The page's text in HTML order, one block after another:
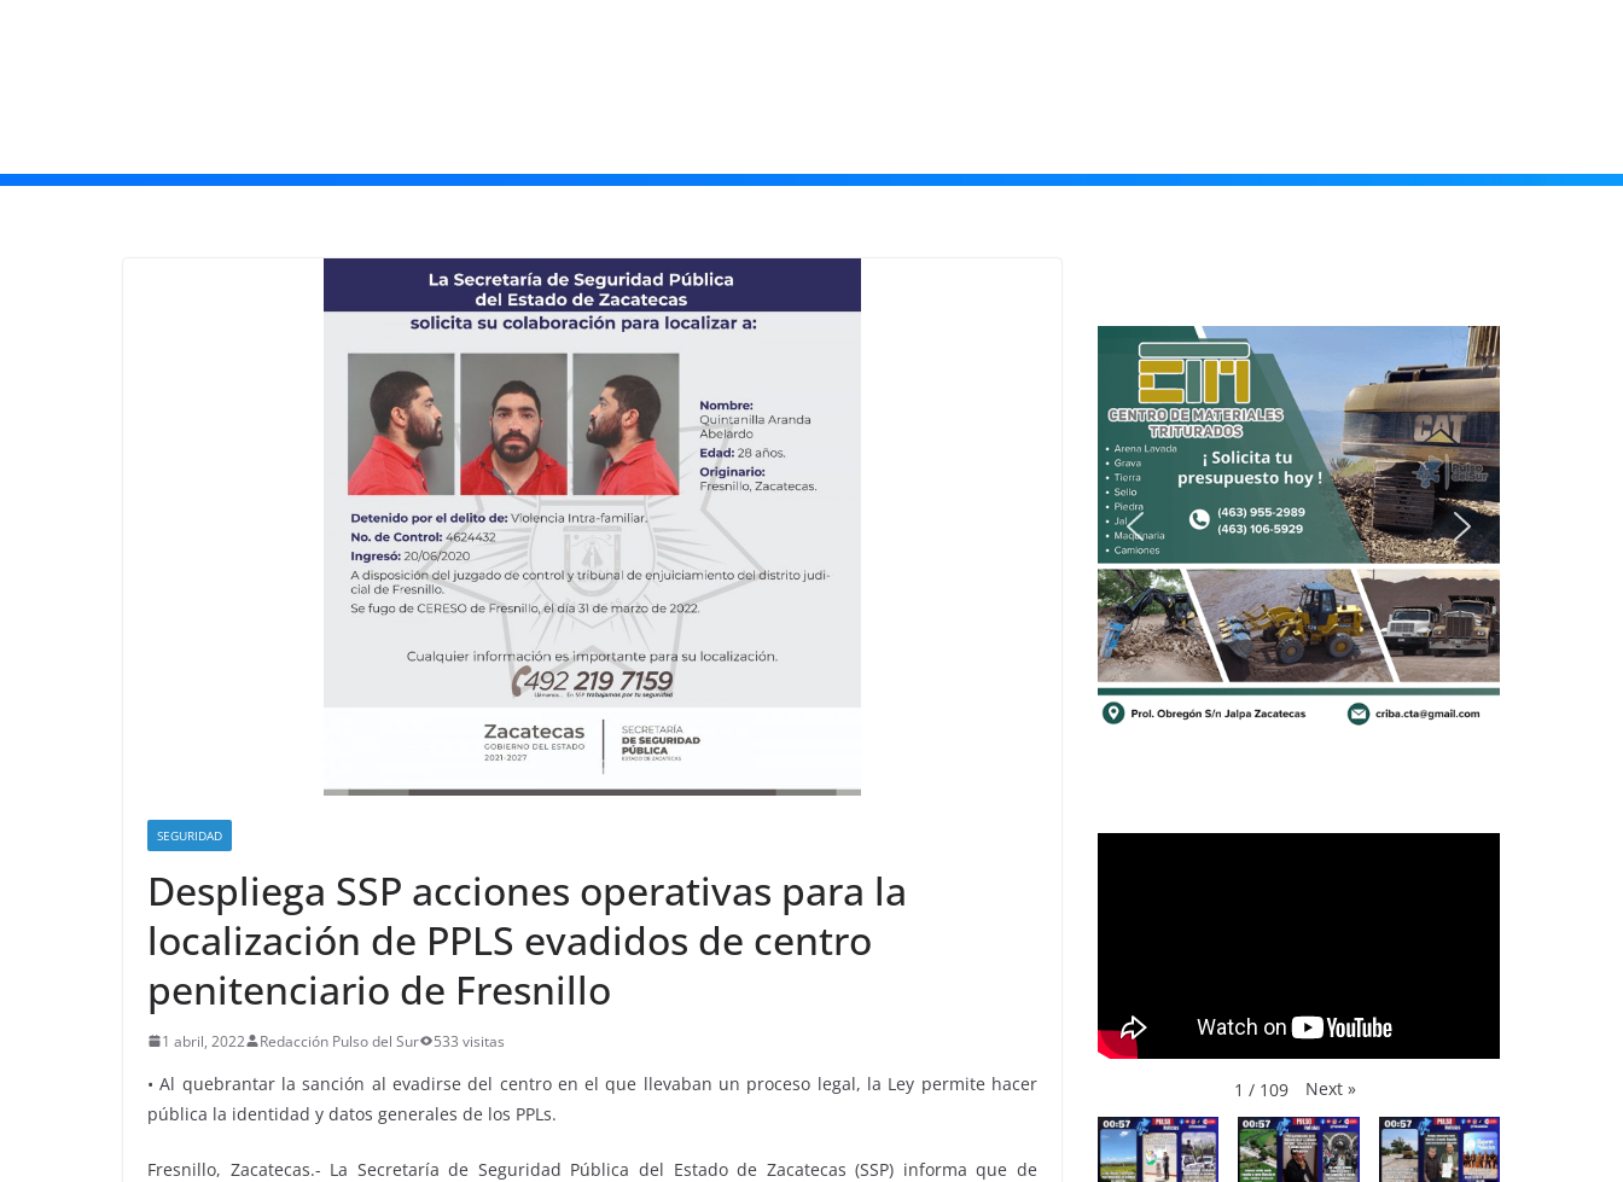
SEGURIDAD
Despliega SSP acciones operativas para la
localización de PPLS evadidos de centro
penitenciario de Fresnillo
1 abril, 2022 Redacción Pulso del Sur 533 visitas
• Al quebrantar la sanción al evadirse del centro en el que llevaban un proceso legal, la Ley permite hacer
pública la identidad y datos generales de los PPLs.
Fresnillo, Zacatecas.- La Secretaría de Seguridad Pública del Estado de Zacatecas (SSP) informa que de
1 / 109 Next »